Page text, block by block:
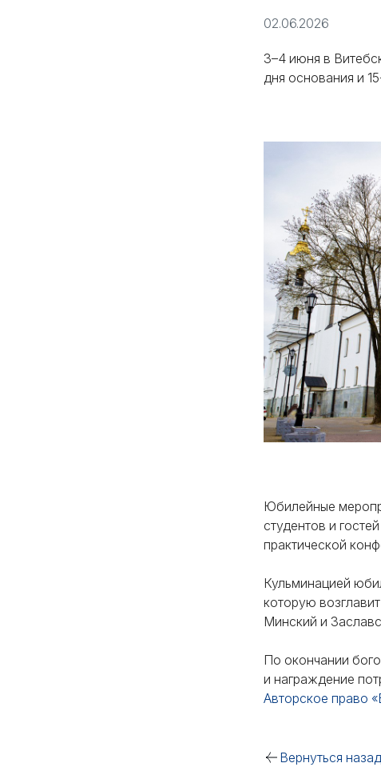
02.06.2026
3–4 июня в
дня основания и
Юбилейные
студентов и
практической
Кульминацией
которую
Минский и
По окончании
и награждение
Авторское право
Вернуться назад